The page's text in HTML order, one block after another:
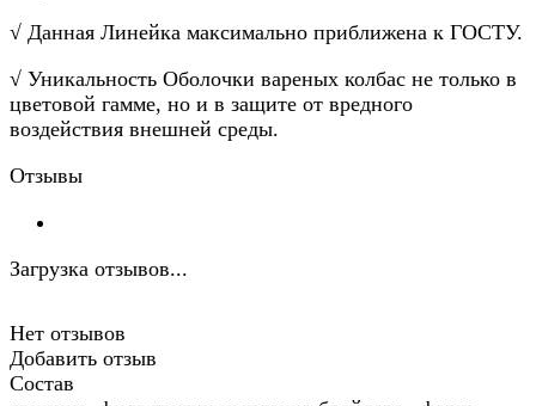
√ Данная Линейка максимально приближена к ГОСТУ.
√ Уникальность Оболочки вареных колбас не только в
цветовой гамме, но и в защите от вредного
воздействия внешней среды.
Отзывы
Загрузка отзывов...
Нет отзывов
Добавить отзыв
Состав